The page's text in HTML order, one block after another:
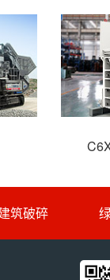
筑破碎